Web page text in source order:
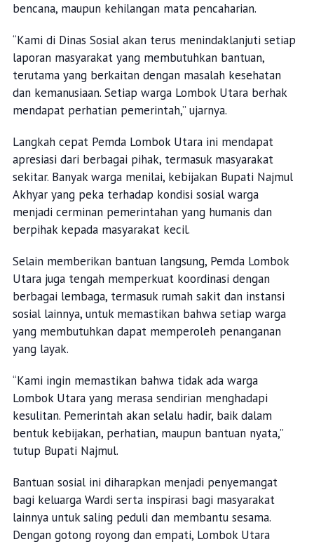
bencana, maupun kehilangan mata pencaharian.
“Kami di Dinas Sosial akan terus menindaklanjuti setiap
laporan masyarakat yang membutuhkan bantuan,
terutama yang berkaitan dengan masalah kesehatan
dan kemanusiaan. Setiap warga Lombok Utara berhak
mendapat perhatian pemerintah,” ujarnya.
Langkah cepat Pemda Lombok Utara ini mendapat
apresiasi dari berbagai pihak, termasuk masyarakat
sekitar. Banyak warga menilai, kebijakan Bupati Najmul
Akhyar yang peka terhadap kondisi sosial warga
menjadi cerminan pemerintahan yang humanis dan
berpihak kepada masyarakat kecil.
Selain memberikan bantuan langsung, Pemda Lombok
Utara juga tengah memperkuat koordinasi dengan
berbagai lembaga, termasuk rumah sakit dan instansi
sosial lainnya, untuk memastikan bahwa setiap warga
yang membutuhkan dapat memperoleh penanganan
yang layak.
“Kami ingin memastikan bahwa tidak ada warga
Lombok Utara yang merasa sendirian menghadapi
kesulitan. Pemerintah akan selalu hadir, baik dalam
bentuk kebijakan, perhatian, maupun bantuan nyata,”
tutup Bupati Najmul.
Bantuan sosial ini diharapkan menjadi penyemangat
bagi keluarga Wardi serta inspirasi bagi masyarakat
lainnya untuk saling peduli dan membantu sesama.
Dengan gotong royong dan empati, Lombok Utara